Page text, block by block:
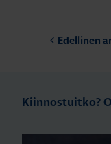
Edellinen
Kiinnostuitko?